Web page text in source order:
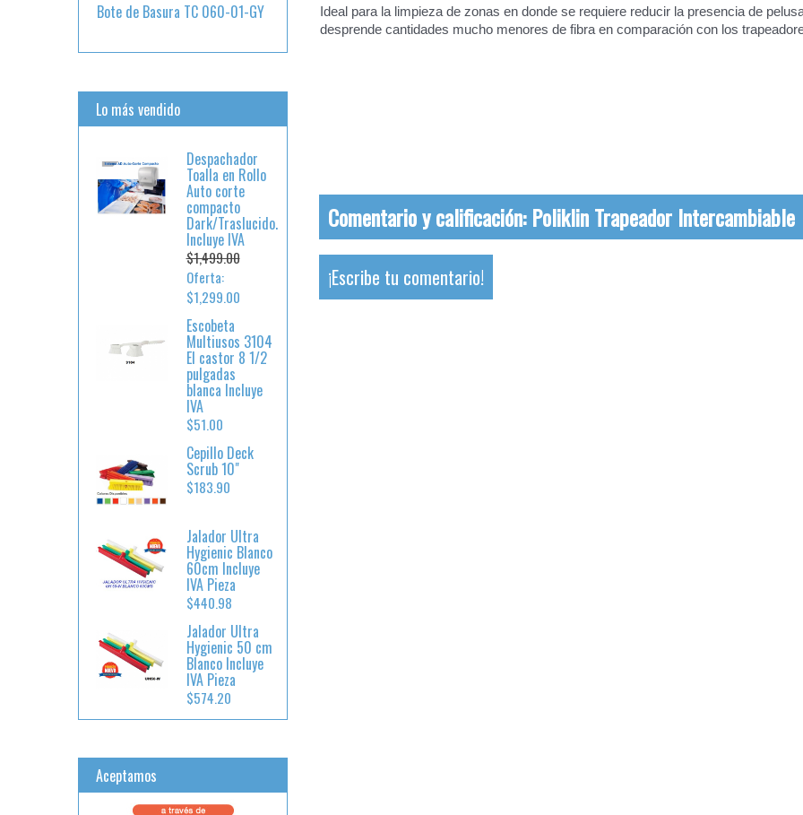
Bote de Basura TC 060-01-GY
Lo más vendido
Despachador
Toalla en Rollo
Auto corte
compacto
Dark/Traslucido.
Incluye IVA
$1,499.00
Oferta:
$1,299.00
Escobeta
Multiusos 3104
El castor 8 1/2
pulgadas
blanca Incluye
IVA
$51.00
Cepillo Deck
Scrub 10"
$183.90
Jalador Ultra
Hygienic Blanco
60cm Incluye
IVA Pieza
$440.98
Jalador Ultra
Hygienic 50 cm
Blanco Incluye
IVA Pieza
$574.20
Aceptamos
Ideal para la limpieza de zonas en donde se requiere reducir la presencia de
desprende cantidades mucho menores de fibra en comparación con los
Comentario y calificación:Poliklin Trapeador Intercambiable
¡Escribe tu comentario!